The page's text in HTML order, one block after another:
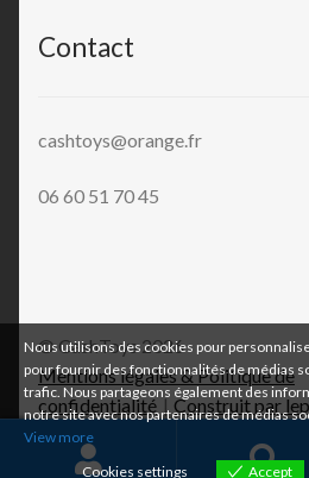
Contact
cashtoys@orange.fr
06 60 51 70 45
© CashToys 2026
Mentions légales & Politique de
confidentialité
Construit par
Nous utilisons des cookies pour
pour fournir des fonctionnalités de médias
trafic. Nous partageons également des
notre site avec nos partenaires de médias
View more
Cookies settings
Accept